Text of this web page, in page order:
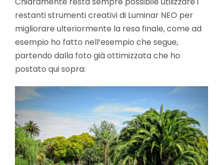
restanti strumenti creativi di Luminar NEO per
migliorare ulteriormente la resa finale, come ad
esempio ho fatto nell’esempio che segue,
partendo dalla foto già ottimizzata che ho
postato qui sopra: